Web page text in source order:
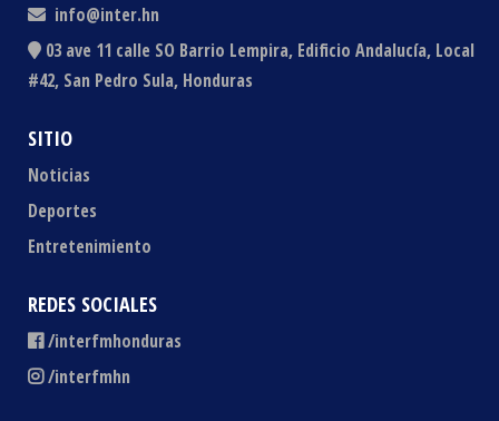
info@inter.hn
03 ave 11 calle SO Barrio Lempira, Edificio Andalucía, Local
#42, San Pedro Sula, Honduras
SITIO
Noticias
Deportes
Entretenimiento
REDES SOCIALES
/interfmhonduras
/interfmhn